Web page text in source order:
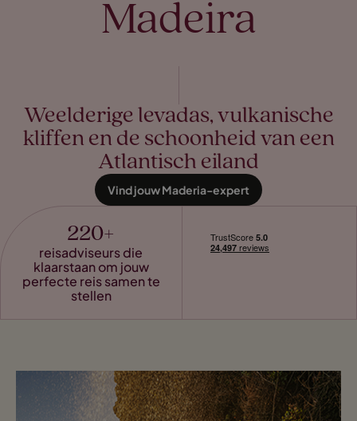
Madeira
Weelderige levadas, vulkanische
kliffen en de schoonheid van een
Atlantisch eiland
Vind jouw Maderia-expert
220+
reisadviseurs die
klaarstaan om jouw
perfecte reis samen te
stellen